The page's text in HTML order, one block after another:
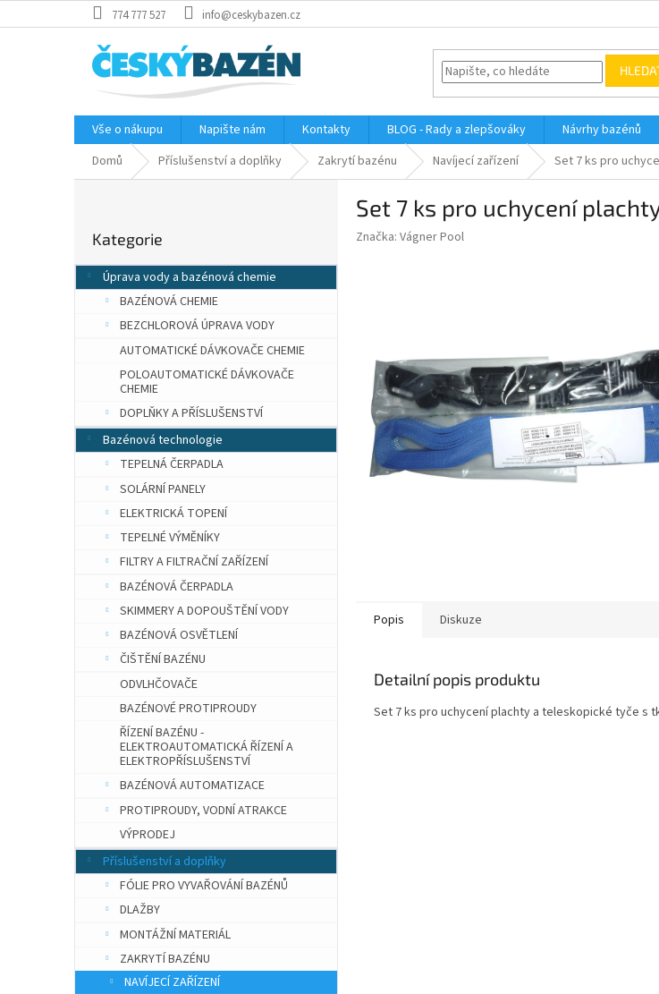
na
774 777 527 info@ceskybazen.cz
Vše o nákupu Napište nám Kontakty BLOG - Rady a zlepšováky
Návrhy bazénů
Domů
Příslušenství a doplňky Zakrytí bazénu Navíjecí zařízení Set 7 ks pro
r
a
e
kategorie
Kategorie
Úprava vody a bazénová chemie
BAZÉNOVÁ CHEMIE
BEZCHLOROVÁ ÚPRAVA VODY
AUTOMATICKÉ DÁVKOVAČE CHEMIE
POLOAUTOMATICKÉ DÁVKOVAČE
CHEMIE
DOPLŇKY A PŘÍSLUŠENSTVÍ
Bazénová technologie
TEPELNÁ ČERPADLA
SOLÁRNÍ PANELY
ELEKTRICKÁ TOPENÍ
TEPELNÉ VÝMĚNÍKY
FILTRY A FILTRAČNÍ ZAŘÍZENÍ
BAZÉNOVÁ ČERPADLA
SKIMMERY A DOPOUŠTĚNÍ VODY
BAZÉNOVÁ OSVĚTLENÍ
ČIŠTĚNÍ BAZÉNU
ODVLHČOVAČE
BAZÉNOVÉ PROTIPROUDY
ŘÍZENÍ BAZÉNU -
ELEKTROAUTOMATICKÁ ŘÍZENÍ A
ELEKTROPŘÍSLUŠENSTVÍ
BAZÉNOVÁ AUTOMATIZACE
PROTIPROUDY, VODNÍ ATRAKCE
VÝPRODEJ
Příslušenství a doplňky
FÓLIE PRO VYVAŘOVÁNÍ BAZÉNŮ
DLAŽBY
MONTÁŽNÍ MATERIÁL
ZAKRYTÍ BAZÉNU
NAVÍJECÍ ZAŘÍZENÍ
Set 7 ks pro uchycení
Značka: Vágner Pool
Popis Diskuze
Detailní popis produktu
Set 7 ks pro uchycení plachty a teleskopické tyče s